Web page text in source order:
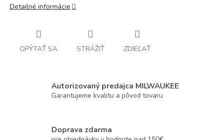
Detailné informácie
OPÝTAŤ SA STRÁŽIŤ ZDIEĽAŤ
Autorizovaný predajca MILWAUKEE
Garantujeme kvalitu a pôvod tovaru
Doprava zdarma